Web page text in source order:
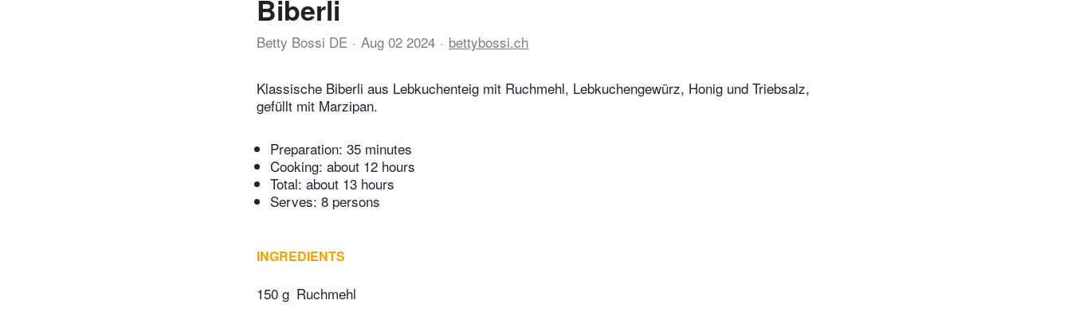
Biberli
Betty Bossi DE Aug 02 2024 bettybossi.ch
Klassische Biberli aus Lebkuchenteig mit Ruchmehl, Lebkuchengewürz, Honig und Triebsalz,
gefüllt mit Marzipan.
Preparation: 35 minutes
Cooking: about 12 hours
Total: about 13 hours
Serves: 8 persons
INGREDIENTS
150 g Ruchmehl